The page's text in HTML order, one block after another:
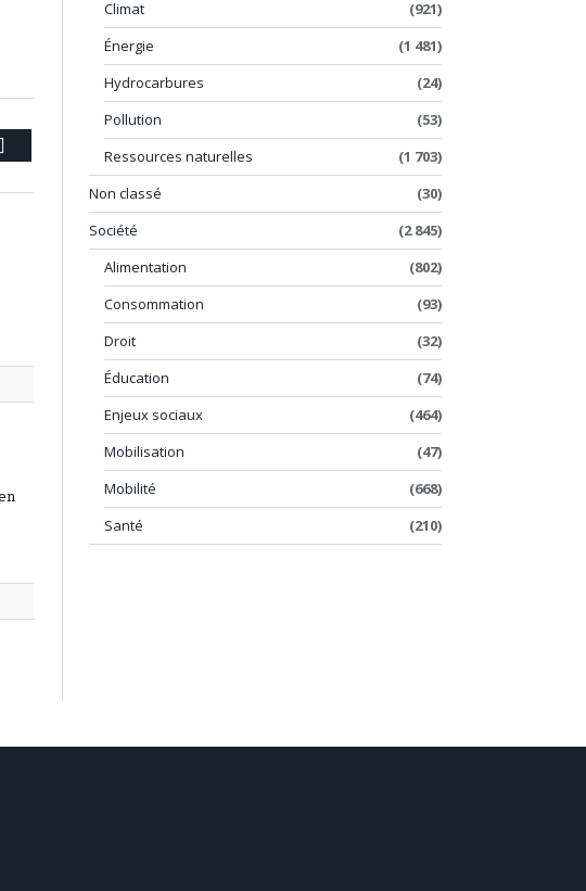
Climat
(921)
Énergie
(1 481)
Hydrocarbures
(24)
Pollution
(53)
Ressources naturelles
(1 703)
Non classé
(30)
Société
(2 845)
Alimentation
(802)
Consommation
(93)
Droit
(32)
Éducation
(74)
Enjeux sociaux
(464)
Mobilisation
(47)
Mobilité
(668)
Santé
(210)